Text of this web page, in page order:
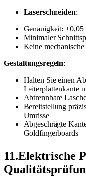
Laserschneiden:
Genauigkeit: ±0,05
Minimaler
Keine
Gestaltungsregeln:
Halten Sie einen
Leiterplattenkante
Abtrennbare
Bereitstellung
Umrisse
Abgeschrägte
Goldfingerboards
11.Elektrische